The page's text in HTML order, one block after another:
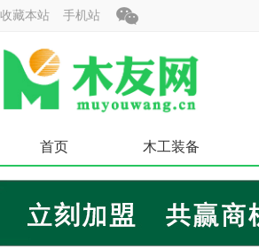
收藏本站 手机站
首页 木工装备